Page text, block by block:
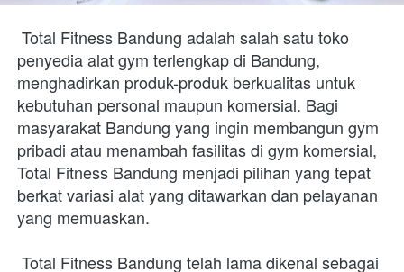
penyedia alat gym terlengkap di Bandung,
menghadirkan produk-produk berkualitas untuk
kebutuhan personal maupun komersial. Bagi
masyarakat Bandung yang ingin membangun gym
pribadi atau menambah fasilitas di gym komersial,
Total Fitness Bandung menjadi pilihan yang tepat
berkat variasi alat yang ditawarkan dan pelayanan
yang memuaskan.